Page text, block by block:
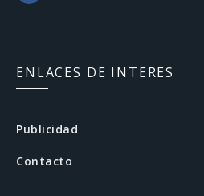
c
e
ENLACES DE INTERES
Publicidad
Contacto